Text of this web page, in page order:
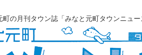
町の月刊タウン誌「みなと元町タウンニュー